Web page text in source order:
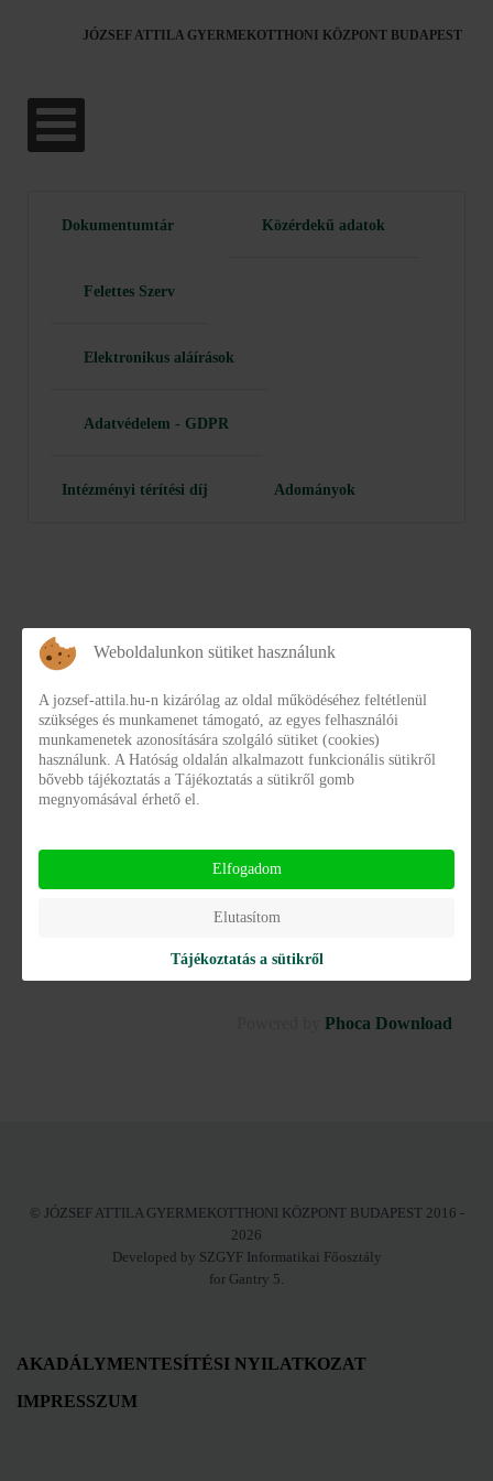
JÓZSEF ATTILA GYERMEKOTTHONI KÖZPONT BUDAPEST
Dokumentumtár Közérdekű adatok
Felettes Szerv
Elektronikus aláírások
Adatvédelem - GDPR
Intézményi térítési díj Adományok
KATEGÓRIÁK
2.1 Adatvédelmi és adatbiztonsági szabályzat
Adatvédelmi és adatbiztonsági szabályzat József
jozsefa-adatvedelemi-es-adatbiztonsagi-
Részletek
Phoca Download
© JÓZSEF ATTILA GYERMEKOTTHONI KÖZPONT BUDAPEST 2016 -
2026
Developed by SZGYF Informatikai Főosztály
for Gantry 5.
AKADÁLYMENTESÍTÉSI NYILATKOZAT
IMPRESSZUM
Weboldalunkon sütiket használunk
A jozsef-attila.hu-n kizárólag az oldal működéséhez feltétlenül
szükséges és munkamenet támogató, az egyes felhasználói
munkamenetek azonosítására szolgáló sütiket (cookies)
használunk. A Hatóság oldalán alkalmazott funkcionális sütikről
bővebb tájékoztatás a Tájékoztatás a sütikről gomb
megnyomásával érhető el.
Elfogadom
Elutasítom
Tájékoztatás a sütikről